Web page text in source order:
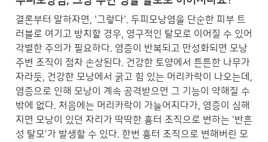
결론부터 말하자면, '그렇다'. 두피모낭염을 단순한 피부 트
러블로 여기고 방치할 경우, 영구적인 탈모로 이어질 수 있어
각별한 주의가 필요하다. 염증이 반복되고 만성화되면 모낭
주변 조직이 점차 손상된다. 건강한 토양에서 튼튼한 나무가
자라듯, 건강한 모낭에서 굵고 힘 있는 머리카락이 나오는데,
염증으로 인해 모낭이 계속 공격받으면 그 기능이 약해질 수
밖에 없다. 처음에는 머리카락이 가늘어지다가, 염증이 심해
지면 모낭이 있던 자리가 딱딱한 흉터 조직으로 변하는 '반흔
성 탈모'가 발생할 수 있다. 한번 흉터 조직으로 변해버린 모